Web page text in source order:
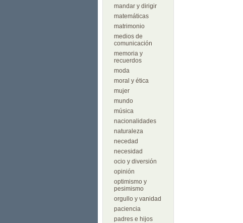
mandar y dirigir
matemáticas
matrimonio
medios de
comunicación
memoria y
recuerdos
moda
moral y ética
mujer
mundo
música
nacionalidades
naturaleza
necedad
necesidad
ocio y diversión
opinión
optimismo y
pesimismo
orgullo y vanidad
paciencia
padres e hijos